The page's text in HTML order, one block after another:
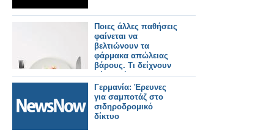
Ποιες άλλες παθήσεις
φαίνεται να
βελτιώνουν τα
φάρμακα απώλειας
βάρους. Τι δείχνουν
μέχρι σήμερα οι
έρευνες
Γερμανία: Έρευνες
για σαμποτάζ στο
σιδηροδρομικό
δίκτυο